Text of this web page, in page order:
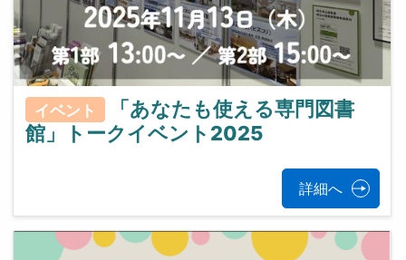
イベント
「あなたも使える専門図書
館」トークイベント2025
詳細へ